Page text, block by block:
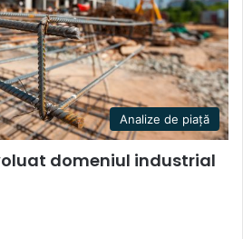
Analize de piață
domeniul industrial